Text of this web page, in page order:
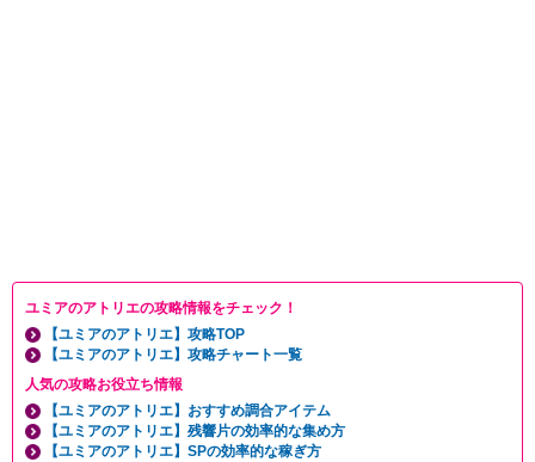
ユミアのアトリエの攻略情報をチェック！
【ユミアのアトリエ】攻略TOP
【ユミアのアトリエ】攻略チャート一覧
人気の攻略お役立ち情報
【ユミアのアトリエ】おすすめ調合アイテム
【ユミアのアトリエ】残響片の効率的な集め方
【ユミアのアトリエ】SPの効率的な稼ぎ方